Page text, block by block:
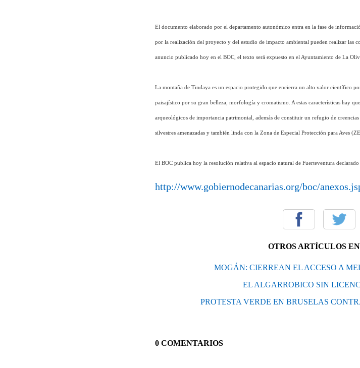
El documento elaborado por el departamento autonómico entra en la fase de
por la realización del proyecto y del estudio de impacto ambiental pueden realizar las
anuncio publicado hoy en el BOC, el texto será expuesto en el Ayuntamiento de La
La montaña de Tindaya es un espacio protegido que encierra un alto valor científico
paisajístico por su gran belleza, morfología y cromatismo. A estas características hay
arqueológicos de importancia patrimonial, además de constituir un refugio de
silvestres amenazadas y también linda con la Zona de Especial Protección para Aves
El BOC publica hoy la resolución relativa al espacio natural de Fuerteventura declarado
http://www.gobiernodecanarias.org/boc/
OTROS ARTÍCULOS
MOGÁN: CIERREAN EL ACCESO A
EL ALGARROBICO SIN
PROTESTA VERDE EN BRUSELAS
0 COMENTARIOS